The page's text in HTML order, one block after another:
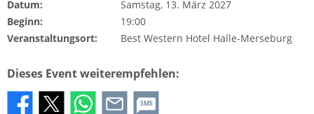
Datum:
Samstag, 13. März 2027
Beginn:
19:00
Veranstaltungsort:
Best Western Hotel Halle-Merseburg
Dieses Event weiterempfehlen:
SMS